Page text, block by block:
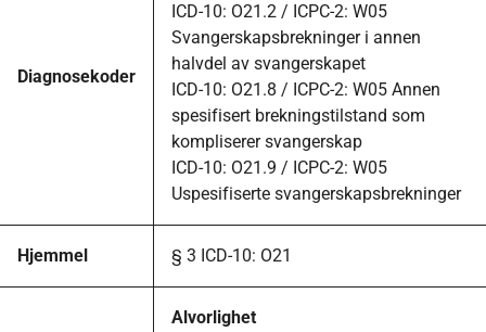
Diagnosekoder
ICD-10: O21.2 / ICPC-2: W05
Svangerskapsbrekninger i annen
halvdel av svangerskapet
ICD-10: O21.8 / ICPC-2: W05 Annen
spesifisert brekningstilstand som
kompliserer svangerskap
ICD-10: O21.9 / ICPC-2: W05
Uspesifiserte svangerskapsbrekninger
Hjemmel § 3 ICD-10: O21
Alvorlighet